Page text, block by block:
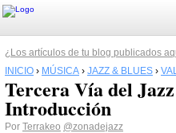
¿Los artículos de tu blog publicados
INICIO › MÚSICA › JAZZ & BLUES ›
Tercera Vía del
Introducción
Por Terrakeo @zonadejazz